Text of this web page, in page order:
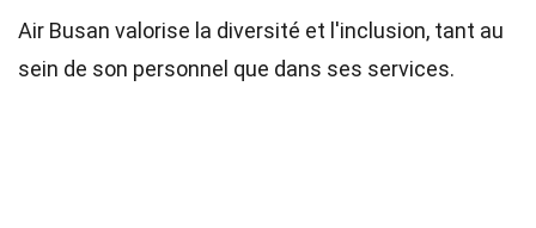
Air Busan valorise la diversité et l'inclusion, tant au
sein de son personnel que dans ses services.